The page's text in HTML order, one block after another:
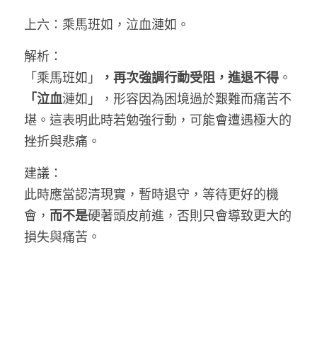
上六：乘馬班如，泣血漣如。
解析：
「乘馬班如」
，再次強調行動受阻，進退不得 。
「泣血漣如」，形容因為困境過於艱難而痛苦不
堪。這表明此時若勉強行動，可能會遭遇極大的
挫折與悲痛。
建議：
此時應當認清現實，暫時退守，等待更好的機
會， 而不是硬著頭皮前進，否則只會導致更大的
損失與痛苦。